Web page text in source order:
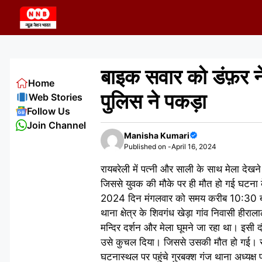
content
बाइक सवार को डंफ़र
पुलिस ने पकड़ा
Manisha Kumari
Published on -April 16, 2024
रायबरेली में पत्नी और साली के साथ मेला
जिससे युवक की मौके पर ही मौत हो गई
2024 दिन मंगलवार को समय करीब 10:30
थाना क्षेत्र के शिवगंध खेड़ा गांव निवासी
मन्दिर दर्शन और मेला घूमने जा रहा था।
उसे कुचल दिया। जिससे उसकी मौत हो गई।
घटनास्थल पर पहुंचे गुरबक्श गंज थाना अध्यक्ष
Home
Web Stories
Follow Us
Join Channel